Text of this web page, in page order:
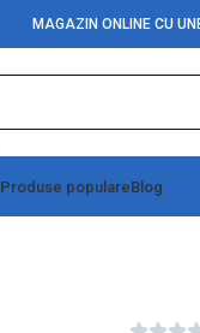
MAGAZIN ONLINE CU
Produse populareBlog